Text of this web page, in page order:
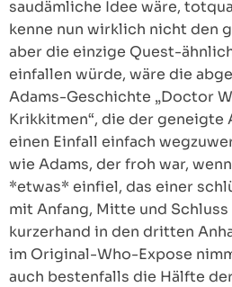
saudämliche Idee wäre,
kenne nun wirklich nicht den
aber die einzige Quest-
einfallen würde, wäre die
Adams-Geschichte „Doctor
Krikkitmen“, die der
einen Einfall einfach
wie Adams, der froh war,
*etwas* einfiel, das einer
mit Anfang, Mitte und Schluss
kurzerhand in den dritten
im Original-Who-Expose
auch bestenfalls die Hälfte